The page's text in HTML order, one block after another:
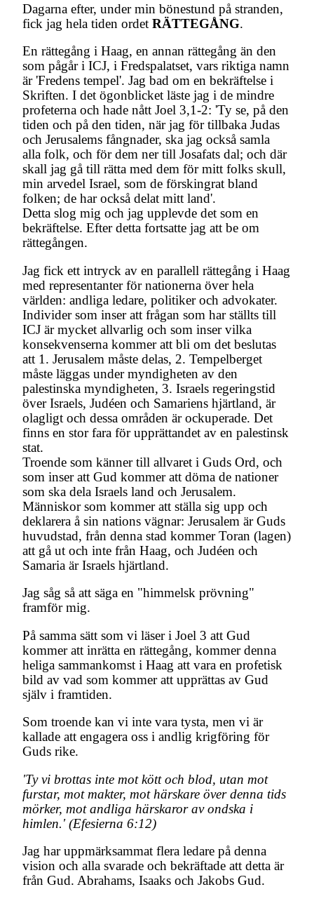
Dagarna efter, under min bönestund på stranden,
fick jag hela tiden ordetRÄTTEGÅNG.
En rättegång i Haag, en annan rättegång än den
som pågår i ICJ, i Fredspalatset, vars riktiga namn
är 'Fredens tempel'. Jag bad om en bekräftelse i
Skriften. I det ögonblicket läste jag i de mindre
profeterna och hade nått Joel 3,1-2: 'Ty se, på den
tiden och på den tiden, när jag för tillbaka Judas
och Jerusalems fångnader, ska jag också samla
alla folk, och för dem ner till Josafats dal; och där
skall jag gå till rätta med dem för mitt folks skull,
min arvedel Israel, som de förskingrat bland
folken; de har också delat mitt land'.
Detta slog mig och jag upplevde det som en
bekräftelse. Efter detta fortsatte jag att be om
rättegången.
Jag fick ett intryck av en parallell rättegång i Haag
med representanter för nationerna över hela
världen: andliga ledare, politiker och advokater.
Individer som inser att frågan som har ställts till
ICJ är mycket allvarlig och som inser vilka
konsekvenserna kommer att bli om det beslutas
att 1. Jerusalem måste delas, 2. Tempelberget
måste läggas under myndigheten av den
palestinska myndigheten, 3. Israels regeringstid
över Israels, Judéen och Samariens hjärtland, är
olagligt och dessa områden är ockuperade. Det
finns en stor fara för upprättandet av en palestinsk
stat.
Troende som känner till allvaret i Guds Ord, och
som inser att Gud kommer att döma de nationer
som ska dela Israels land och Jerusalem.
Människor som kommer att ställa sig upp och
deklarera å sin nations vägnar: Jerusalem är Guds
huvudstad, från denna stad kommer Toran (lagen)
att gå ut och inte från Haag, och Judéen och
Samaria är Israels hjärtland.
Jag såg så att säga en "himmelsk prövning"
framför mig.
På samma sätt som vi läser i Joel 3 att Gud
kommer att inrätta en rättegång, kommer denna
heliga sammankomst i Haag att vara en profetisk
bild av vad som kommer att upprättas av Gud
själv i framtiden.
Som troende kan vi inte vara tysta, men vi är
kallade att engagera oss i andlig krigföring för
Guds rike.
'Ty vi brottas inte mot kött och blod, utan mot
furstar, mot makter, mot härskare över denna tids
mörker, mot andliga härskaror av ondska i
himlen.' (Efesierna 6:12)
Jag har uppmärksammat flera ledare på denna
vision och alla svarade och bekräftade att detta är
från Gud. Abrahams, Isaaks och Jakobs Gud.